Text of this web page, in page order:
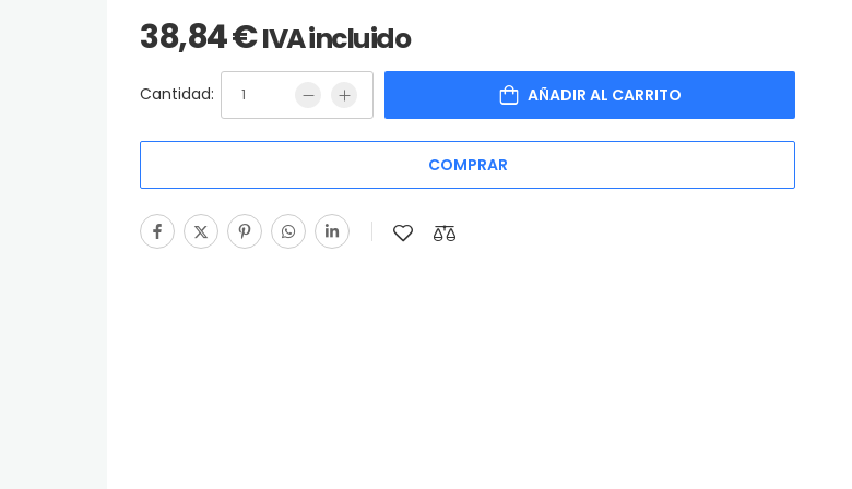
38,84€IVA incluido
Cantidad: AÑADIR AL CARRITO
COMPRAR